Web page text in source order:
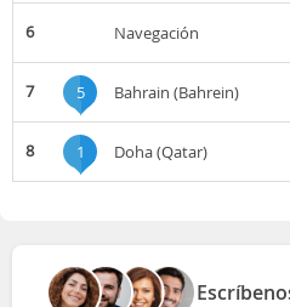
6 Navegación
7 5 Bahrain (Bahrein)
8 1 Doha (Qatar)